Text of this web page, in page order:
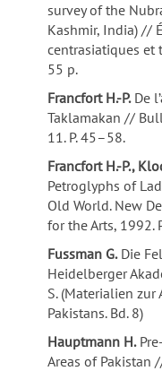
survey of the
Kashmir, India) //
centrasiatiques et
55 p.
Francfort H.-P.De
Taklamakan //
11. P. 45–58.
Francfort H.-P.,
Petroglyphs of
Old World. New
for the Arts, 1992.
Fussman G.Die
Heidelberger
S. (Materialien
Pakistans. Bd. 8)
Hauptmann H.
Areas of Pakistan